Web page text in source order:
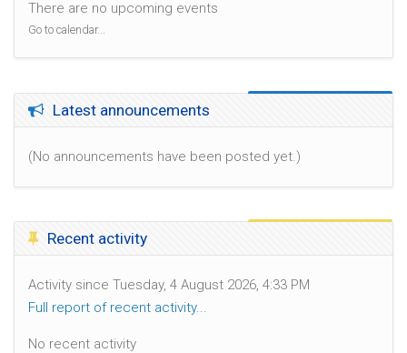
There are no upcoming events
Go to calendar...
Skip Latest announcements
Latest announcements
(No announcements have been posted yet.)
Skip Recent activity
Recent activity
Activity since Tuesday, 4 August 2026, 4:33 PM
Full report of recent activity...
No recent activity